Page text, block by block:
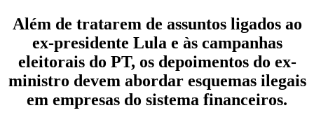
Além de tratarem de assuntos ligados ao
ex-presidente Lula e às campanhas
eleitorais do PT, os depoimentos do ex-
ministro devem abordar esquemas ilegais
em empresas do sistema financeiros.